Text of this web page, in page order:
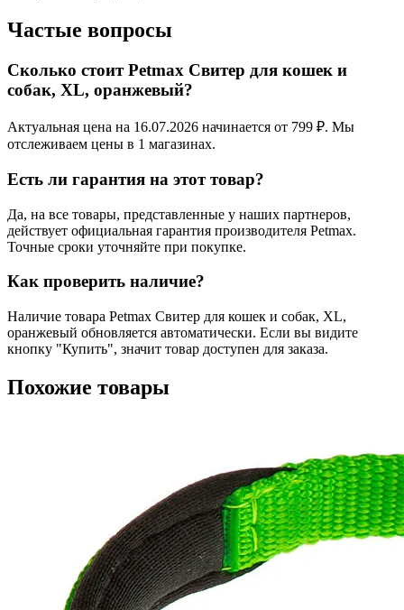
Частые вопросы
Сколько стоит Petmax Свитер для кошек и
собак, XL, оранжевый?
Актуальная цена на 16.07.2026 начинается от 799 ₽. Мы
отслеживаем цены в 1 магазинах.
Есть ли гарантия на этот товар?
Да, на все товары, представленные у наших партнеров,
действует официальная гарантия производителя Petmax.
Точные сроки уточняйте при покупке.
Как проверить наличие?
Наличие товара Petmax Свитер для кошек и собак, XL,
оранжевый обновляется автоматически. Если вы видите
кнопку "Купить", значит товар доступен для заказа.
Похожие товары